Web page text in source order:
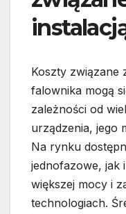
Koszty związane
falownika mogą
zależności od
urządzenia, jego
Na rynku
jednofazowe, jak
większej mocy i
technologiach.